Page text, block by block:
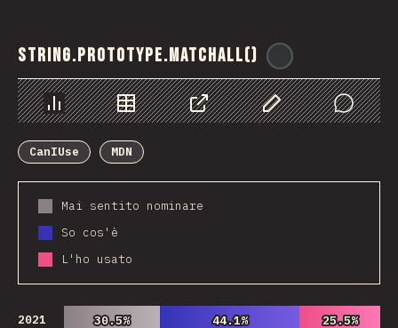
String.prototype.matchAll()
Grafico Dati CondividerePersonalizza i dati
Comments
CanIUse
MDN
Mai sentito nominare
So cos'è
L'ho usato
2021 30.5%
30.5% 44.1%
44.1% 25.5%
25.5%